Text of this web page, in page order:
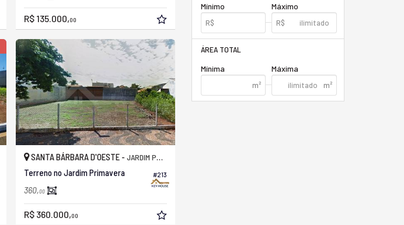
Mínimo
Máximo
ÁREA TOTAL
Mínima
Máxima
R$ 135.000,00
#213
SANTA BÁRBARA D'OESTE - JARDIM PRIMAVERA
Terreno no Jardim Primavera
360,00
R$ 360.000,00